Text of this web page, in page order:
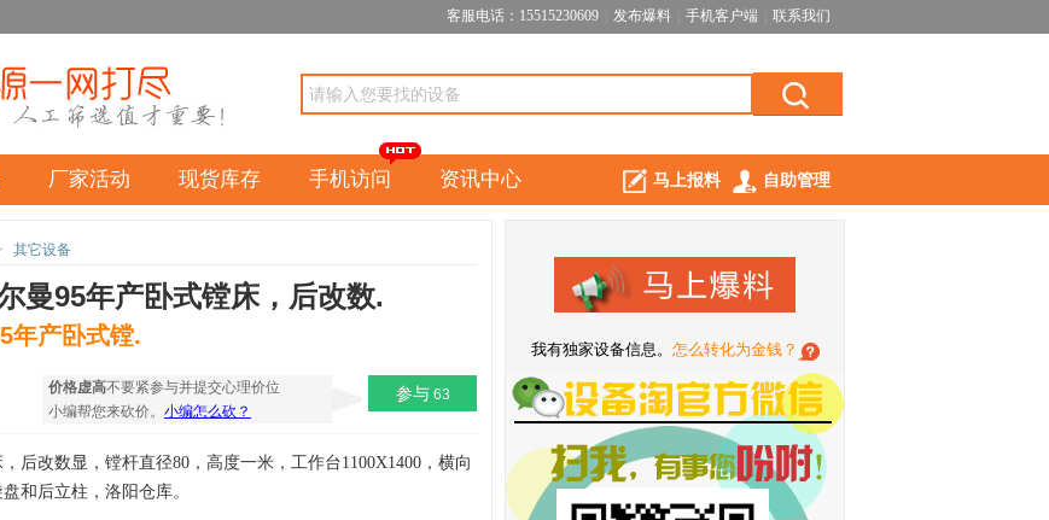
客服电话：15515230609 发布爆料 手机客户端 联系我们
厂家活动 现货库存 手机访问 资讯中心 马上报料 自助管理
其它设备
曼95年产卧式镗床，后改数.
年产卧式镗.
价格虚高不要紧参与并提交心理价位
小编帮您来砍价。 小编怎么砍？
参与 63
后改数显，镗杆直径80，高度一米，工作台1100X1400，横向
和后立柱，洛阳仓库。
我有独家设备信息。 怎么转化为金钱？